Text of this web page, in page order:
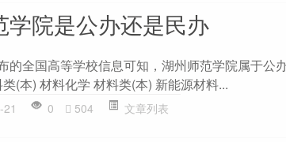
学院是公办还是民办
的全国高等学校信息可知，湖州师范学院属于公
(本) 材料化学 材料类(本) 新能源材料...
21 0 504 文章列表